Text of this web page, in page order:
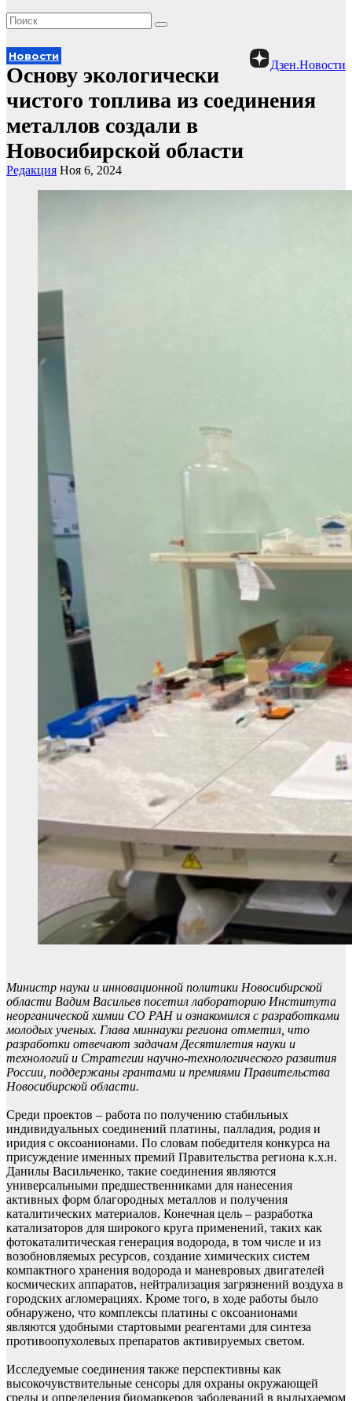
Дзен.Новости
Новости
Основу экологически
чистого топлива из соединения
металлов создали в
Новосибирской области
Редакция Ноя 6, 2024
Министр науки и инновационной политики Новосибирской
области Вадим Васильев посетил лабораторию Института
неорганической химии СО РАН и ознакомился с разработками
молодых ученых. Глава миннауки региона отметил, что
разработки отвечают задачам Десятилетия науки и
технологий и Стратегии научно-технологического развития
России, поддержаны грантами и премиями Правительства
Новосибирской области.
Среди проектов – работа по получению стабильных
индивидуальных соединений платины, палладия, родия и
иридия с оксоанионами. По словам победителя конкурса на
присуждение именных премий Правительства региона к.х.н.
Данилы Васильченко, такие соединения являются
универсальными предшественниками для нанесения
активных форм благородных металлов и получения
каталитических материалов. Конечная цель – разработка
катализаторов для широкого круга применений, таких как
фотокаталитическая генерация водорода, в том числе и из
возобновляемых ресурсов, создание химических систем
компактного хранения водорода и маневровых двигателей
космических аппаратов, нейтрализация загрязнений воздуха в
городских агломерациях. Кроме того, в ходе работы было
обнаружено, что комплексы платины с оксоанионами
являются удобными стартовыми реагентами для синтеза
противоопухолевых препаратов активируемых светом.
Исследуемые соединения также перспективны как
высокочувствительные сенсоры для охраны окружающей
среды и определения биомаркеров заболеваний в выдыхаемом